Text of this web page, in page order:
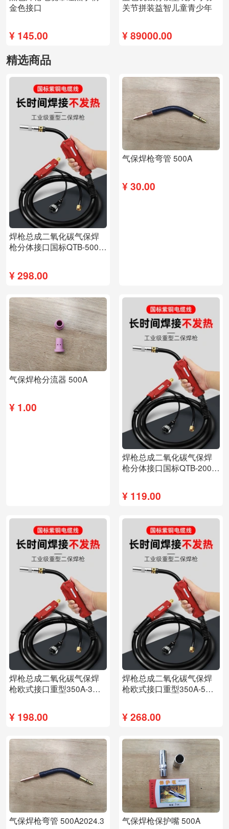
金色接口
¥ 145.00
关节拼装益智儿童青少年
¥89000.00
精选商品
焊枪总成二氧化碳气保焊
枪分体接口国标QTB-500A-
¥298.00
气保焊枪弯管 500A
¥30.00
气保焊枪分流器 500A
¥ 1.00
焊枪总成二氧化碳气保焊
枪分体接口国标QTB-200A-
¥ 119.00
焊枪总成二氧化碳气保焊
枪欧式接口重型350A-3米
¥ 198.00
焊枪总成二氧化碳气保焊
枪欧式接口重型350A-5米
¥268.00
气保焊枪弯管 500A2024.3 气保焊枪保护嘴 500A